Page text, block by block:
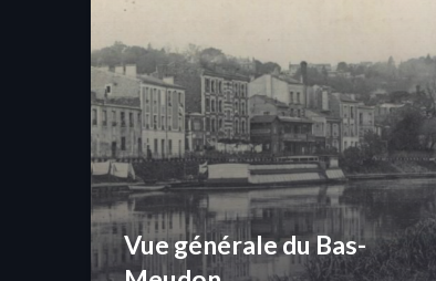
Vue générale du Bas-